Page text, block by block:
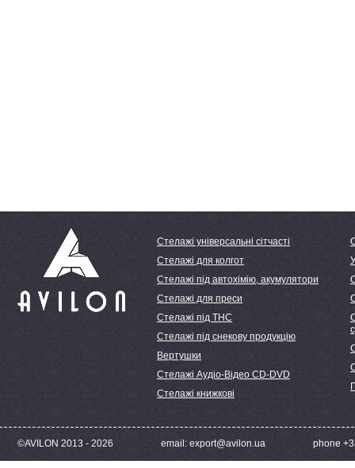
Стелажі універсальні сітчасті
Стелажі для колгот
Стелажі під автохімію, акумулятори
Стелажі для преси
Стелажі під ТНС
Стелажі під снекову продукцію
Вертушки
Стелажі Аудіо-Відео CD-DVD
Стелажі книжкові
©AVILON 2013 - 2026 email: export@avilon.ua phone